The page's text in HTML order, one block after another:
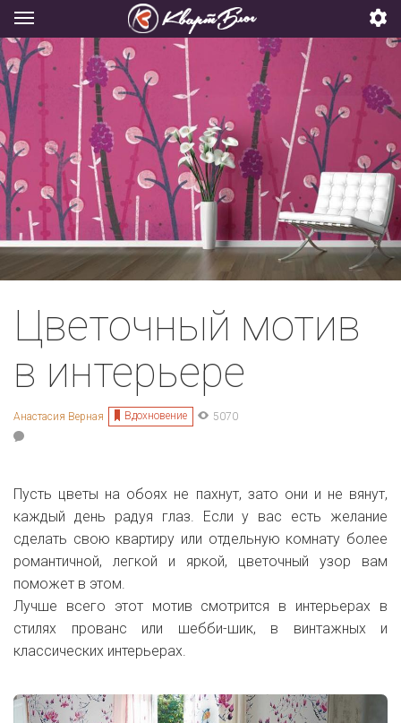
Цветочный мотив
в интерьере
Анастасия Верная Вдохновение 5070
Пусть цветы на обоях не пахнут, зато они и не вянут,
каждый день радуя глаз. Если у вас есть желание
сделать свою квартиру или отдельную комнату более
романтичной, легкой и яркой, цветочный узор вам
поможет в этом.
Лучше всего этот мотив смотрится в интерьерах в
стилях прованс или шебби-шик, в винтажных и
классических интерьерах.